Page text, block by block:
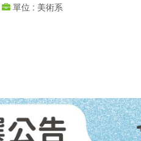
單位 : 美術系